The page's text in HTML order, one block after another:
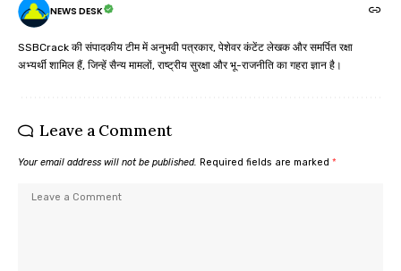
NEWS DESK
SSBCrack की संपादकीय टीम में अनुभवी पत्रकार, पेशेवर कंटेंट लेखक और समर्पित रक्षा
अभ्यर्थी शामिल हैं, जिन्हें सैन्य मामलों, राष्ट्रीय सुरक्षा और भू-राजनीति का गहरा ज्ञान है।
Leave a Comment
Your email address will not be published. Required fields are marked *